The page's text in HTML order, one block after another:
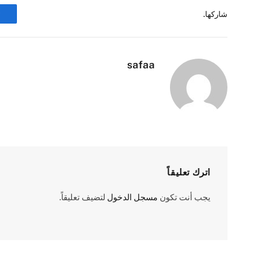
شاركها.
safaa
اترك تعليقاً
يجب أنت تكون مسجل الدخول لتضيف تعليقاً.